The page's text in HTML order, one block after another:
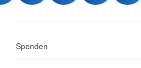
Spenden